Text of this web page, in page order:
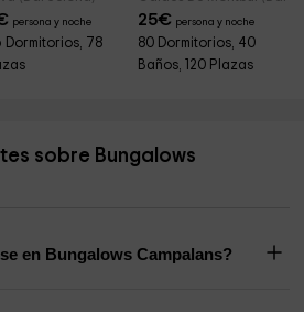
persona y noche
Dormitorios, 78
25€ persona y noche
80 Dormitorios, 40
Baños, 120 Plazas
sobre Bungalows
en Bungalows Campalans?